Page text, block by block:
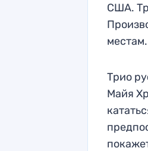
США.
местам.
Трио
Майя